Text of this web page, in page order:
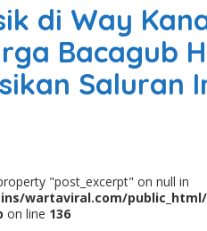
n
s
e
M
u
W
a
y
di Way
Bacagub
Saluran
"post_excerpt" on null in
wartaviral.com/
on line 136